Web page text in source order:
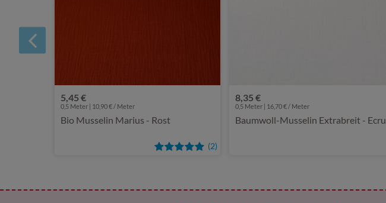
(2)
5,45 €
0,5 Meter | 10,90 € / Meter
Bio Musselin Marius - Rost
8,35 €
0,5 Meter | 16,70 € / Meter
Baumwoll-Musselin Extrabreit - Ecru